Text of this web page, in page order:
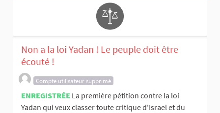
Non a la loi Yadan ! Le peuple doit être
écouté !
Compte utilisateur supprimé
ENREGISTRÉE La première pétition contre la loi
Yadan qui veux classer toute critique d'Israel et du